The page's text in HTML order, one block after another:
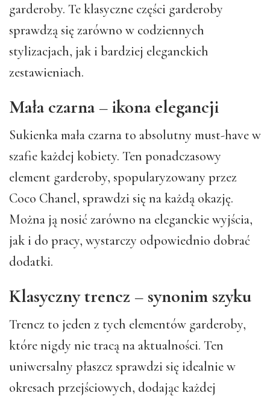
garderoby. Te klasyczne części garderoby
sprawdzą się zarówno w codziennych
stylizacjach, jak i bardziej eleganckich
zestawieniach.
Mała czarna – ikona elegancji
Sukienka mała czarna to absolutny must-have w
szafie każdej kobiety. Ten ponadczasowy
element garderoby, spopularyzowany przez
Coco Chanel, sprawdzi się na każdą okazję.
Można ją nosić zarówno na eleganckie wyjścia,
jak i do pracy, wystarczy odpowiednio dobrać
dodatki.
Klasyczny trencz – synonim szyku
Trencz to jeden z tych elementów garderoby,
które nigdy nie tracą na aktualności. Ten
uniwersalny płaszcz sprawdzi się idealnie w
okresach przejściowych, dodając każdej